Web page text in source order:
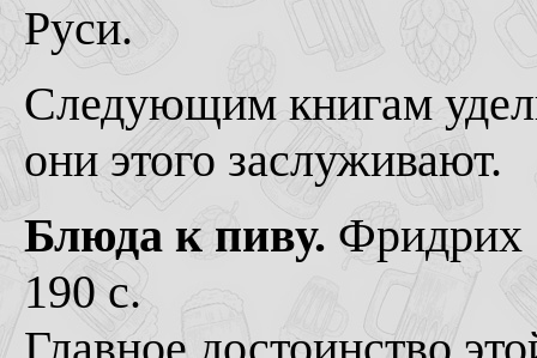
Руси.
Следующим книгам
они этого заслуживают.
Блюда к пиву. Фридрих
190 с.